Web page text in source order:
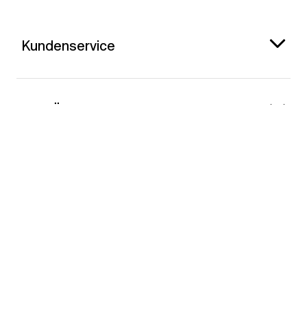
Kundenservice